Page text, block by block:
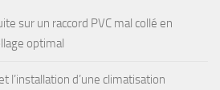
sur un raccord PVC mal collé en
optimal
l’installation d’une climatisation